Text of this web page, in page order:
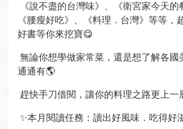
首
頁
網
站
《說不盡的台灣味》、《衛宮家今天的
《腰瘦好吃》、《料理．台灣》等等，
好書等你來挖寶😋
無論你想學做家常菜，還是想了解各國
通通有🌎
趕快手刀借閱，讓你的料理之路更上一
✨本月閱讀任務：讀出好風味．吃得好